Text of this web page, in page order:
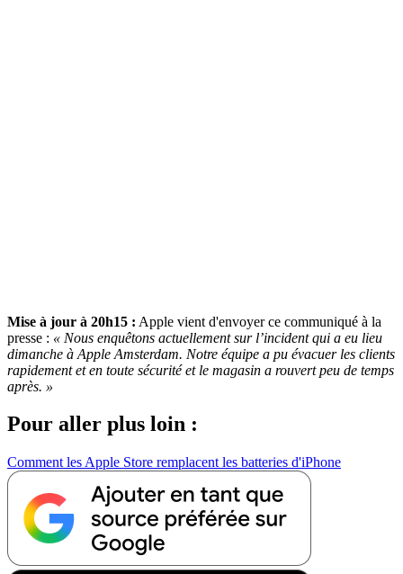
Mise à jour à 20h15 : Apple vient d'envoyer ce communiqué à la
presse : « Nous enquêtons actuellement sur l’incident qui a eu lieu
dimanche à Apple Amsterdam. Notre équipe a pu évacuer les clients
rapidement et en toute sécurité et le magasin a rouvert peu de temps
après. »
Pour aller plus loin :
Comment les Apple Store remplacent les batteries d'iPhone